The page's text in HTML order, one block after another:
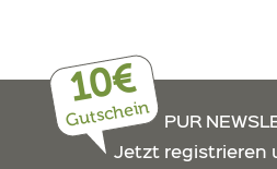
10€
Gutschein
PUR
Jetzt registrieren